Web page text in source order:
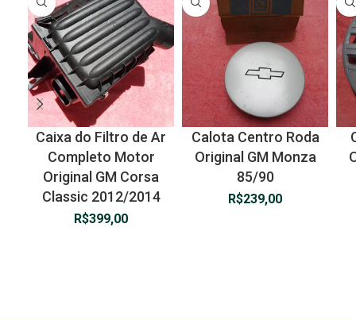
Caixa do Filtro de Ar
Completo Motor
Original GM Corsa
Classic 2012/2014
R$399,00
Calota Centro Roda
Original GM Monza
85/90
R$239,00